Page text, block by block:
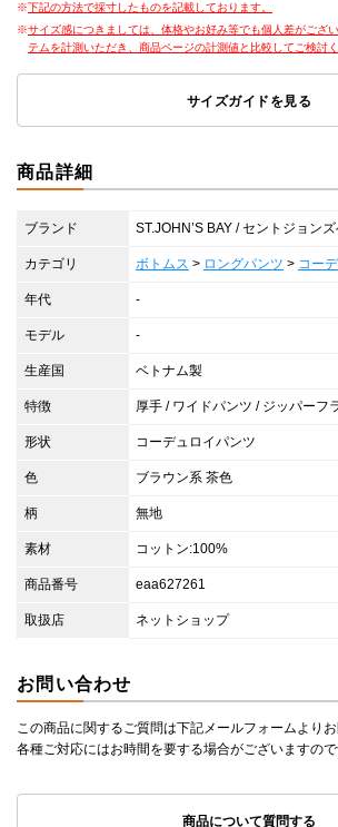
下記の方法で採寸したものを記載しております。
サイズ感につきましては、体格やお好み等でも個人差がござ
テムを計測いただき、商品ページの計測値と比較してご検討く
サイズガイドを見る
商品詳細
ブランド ST.JOHN’S BAY / セントジョンズ
カテゴリ ボトムス > ロングパンツ > コー
年代 -
モデル -
生産国 ベトナム製
特徴 厚手 / ワイドパンツ / ジッパーフ
形状 コーデュロイパンツ
色 ブラウン系 茶色
柄 無地
素材 コットン:100%
商品番号 eaa627261
取扱店 ネットショップ
お問い合わせ
この商品に関するご質問は下記メールフォームよりお
各種ご対応にはお時間を要する場合がございますので
商品について質問する